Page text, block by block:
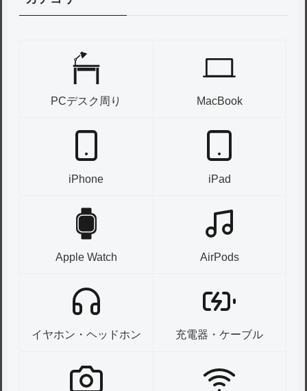
PCデスク周り MacBook
iPhone iPad
Apple Watch AirPods
イヤホン・ヘッドホン 充電器・ケーブル